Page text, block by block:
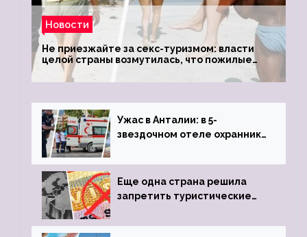
Новости
Не приезжайте за секс-туризмом: власти
целой страны возмутилась, что пожилые
туристки массово едут к ним, чтобы
обзавестись молодыми любовниками
Ужас в Анталии: в 5-
звездочном отеле охранник
пистолета
Еще одна страна решила
запретить туристические